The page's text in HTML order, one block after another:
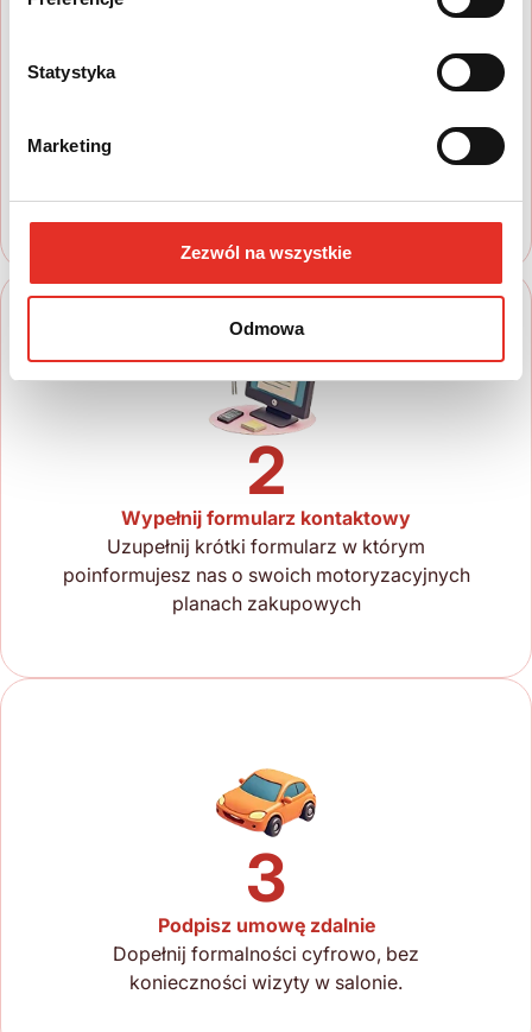
Statystyka
Marketing
Zezwól na wszystkie
Odmowa
Zapoznaj się z nasza ofertą, aby wybrać
oczekiwania
2
Wypełnij formularz kontaktowy
Uzupełnij krótki formularz w którym
poinformujesz nas o swoich motoryzacyjnych
planach zakupowych
3
Podpisz umowę zdalnie
Dopełnij formalności cyfrowo, bez
konieczności wizyty w salonie.